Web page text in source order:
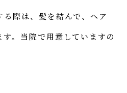
際は、髪を結んで、ヘア
。当院で用意していますの